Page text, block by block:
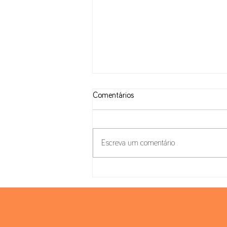
Comentários
Escreva um comentário